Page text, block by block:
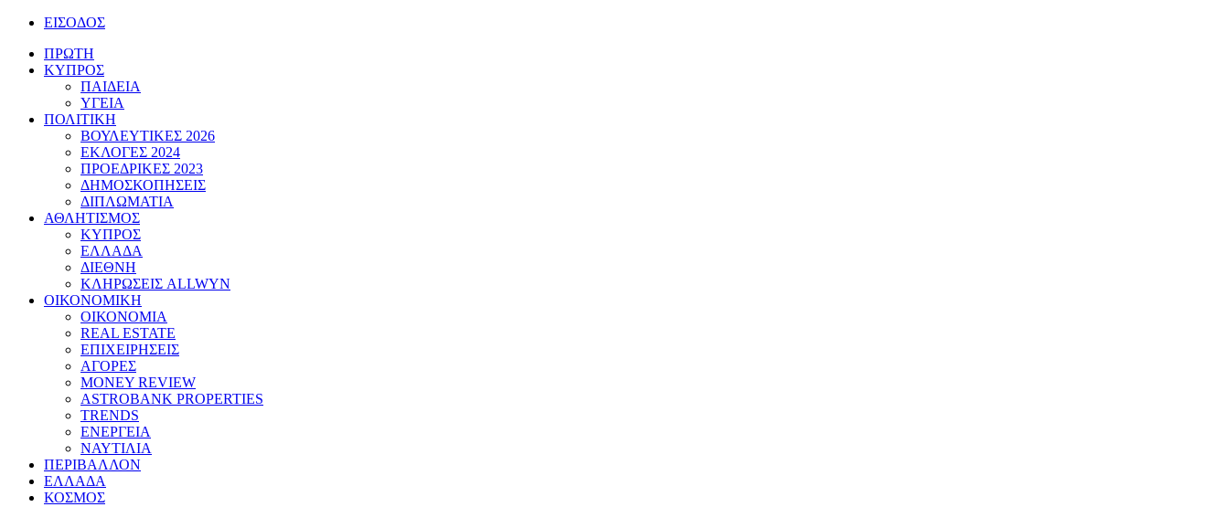
ΕΙΣΟΔΟΣ
ΠΡΩΤΗ
ΚΥΠΡΟΣ
ΠΑΙΔΕΙΑ
ΥΓΕΙΑ
ΠΟΛΙΤΙΚΗ
ΒΟΥΛΕΥΤΙΚΕΣ 2026
ΕΚΛΟΓΕΣ 2024
ΠΡΟΕΔΡΙΚΕΣ 2023
ΔΗΜΟΣΚΟΠΗΣΕΙΣ
ΔΙΠΛΩΜΑΤΙΑ
ΑΘΛΗΤΙΣΜΟΣ
ΚΥΠΡΟΣ
ΕΛΛΑΔΑ
ΔΙΕΘΝΗ
ΚΛΗΡΩΣΕΙΣ ALLWYN
ΟΙΚΟΝΟΜΙΚΗ
ΟΙΚΟΝΟΜΙΑ
REAL ESTATE
ΕΠΙΧΕΙΡΗΣΕΙΣ
ΑΓΟΡΕΣ
MONEY REVIEW
ASTROBANK PROPERTIES
TRENDS
ΕΝΕΡΓΕΙΑ
ΝΑΥΤΙΛΙΑ
ΠΕΡΙΒΑΛΛΟΝ
ΕΛΛΑΔΑ
ΚΟΣΜΟΣ